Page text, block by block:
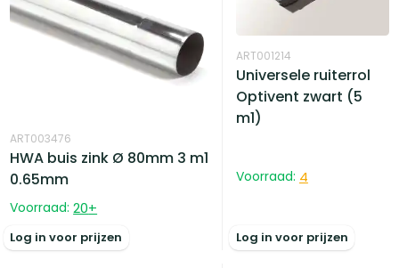
ART003476
HWA buis zink Ø 80mm 3 m1
0.65mm
Voorraad: 20+
Log in voor prijzen
ART001214
Universele ruiterrol
Optivent zwart (5
m1)
Voorraad: 4
Log in voor prijzen